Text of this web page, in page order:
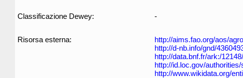
Classificazione Dewey: -
Risorsa esterna:
http://aims.fao.org/aos/
http://d-nb.info/gnd/
http://data.bnf.fr/ark:/
http://id.loc.gov/
http://www.wikidata.org/